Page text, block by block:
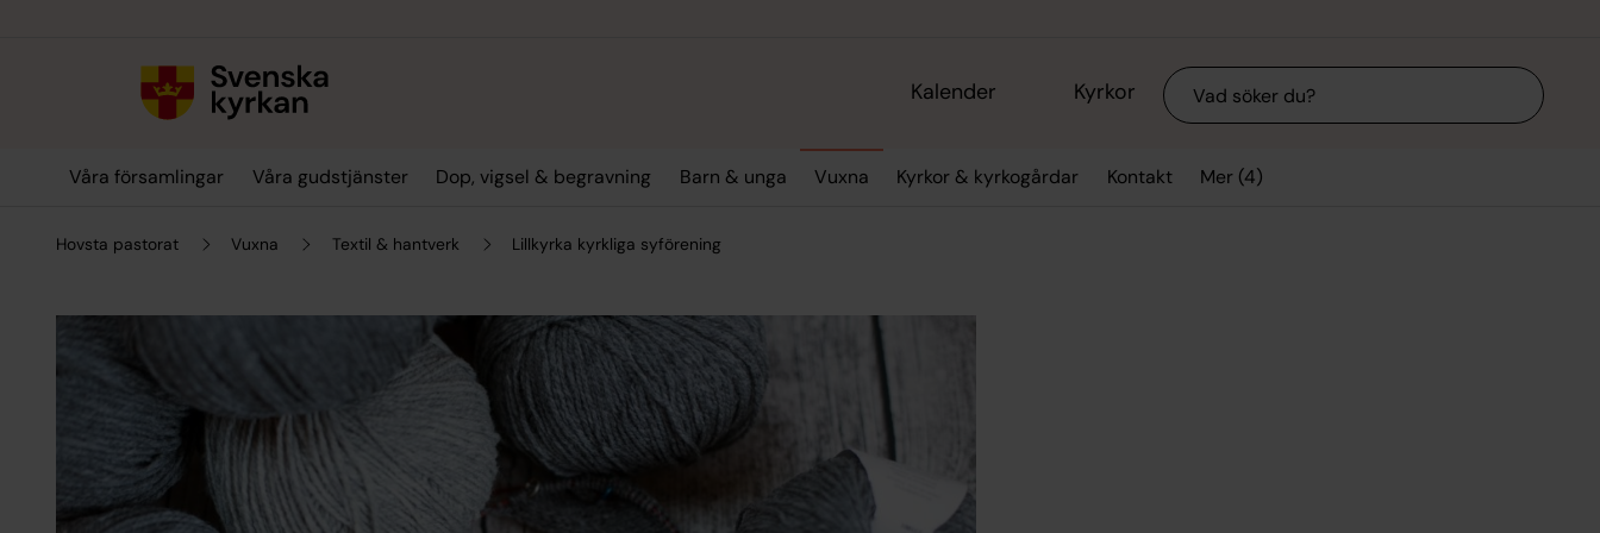
Kalender Kyrkor Sök
Våra församlingar Våra gudstjänster Dop, vigsel & begravning Barn & unga Vuxna Kyrkor & kyrkogårdar Kontakt Mer (4)
Hovsta pastorat Vuxna Textil & hantverk Lillkyrka kyrkliga syförening